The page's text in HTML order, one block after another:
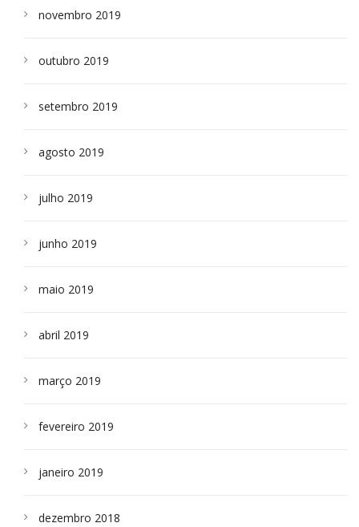
novembro 2019
outubro 2019
setembro 2019
agosto 2019
julho 2019
junho 2019
maio 2019
abril 2019
março 2019
fevereiro 2019
janeiro 2019
dezembro 2018